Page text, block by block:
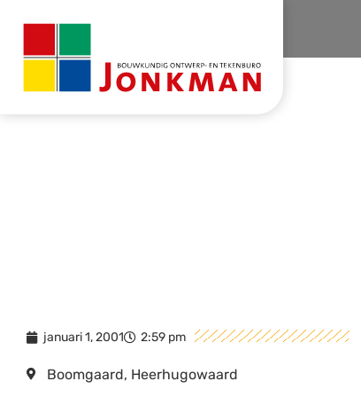
januari 1, 2001 2:59 pm
Boomgaard, Heerhugowaard